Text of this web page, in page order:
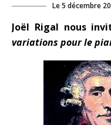
Le5 décembre
Joël Rigal nous
variations pour le